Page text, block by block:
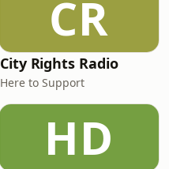
CR
City Rights Radio
Here to Support
HD